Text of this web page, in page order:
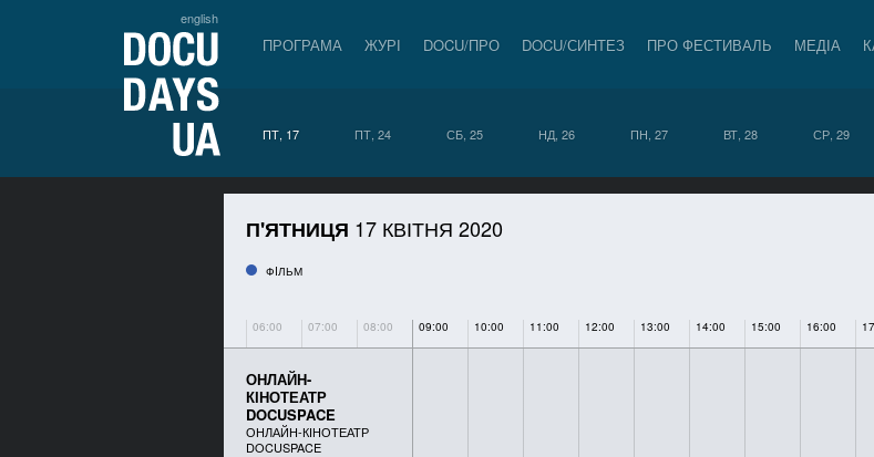
english
ПРОГРАМА ЖУРІ DOCU/ПРО DOCU/СИНТЕЗ ПРО ФЕСТИВАЛЬ МЕДІА
ПТ, 17 ПТ, 24 СБ, 25 НД, 26 ПН, 27 ВТ, 28 СР, 29
П'ЯТНИЦЯ 17 КВІТНЯ 2020
ФIЛЬМ
06:00 07:00 08:00 09:00 10:00 11:00 12:00 13:00 14:00 15:00 16:00
ОНЛАЙН-
КІНОТЕАТР
DOCUSPACE
ОНЛАЙН-КІНОТЕАТР
DOCUSPACE